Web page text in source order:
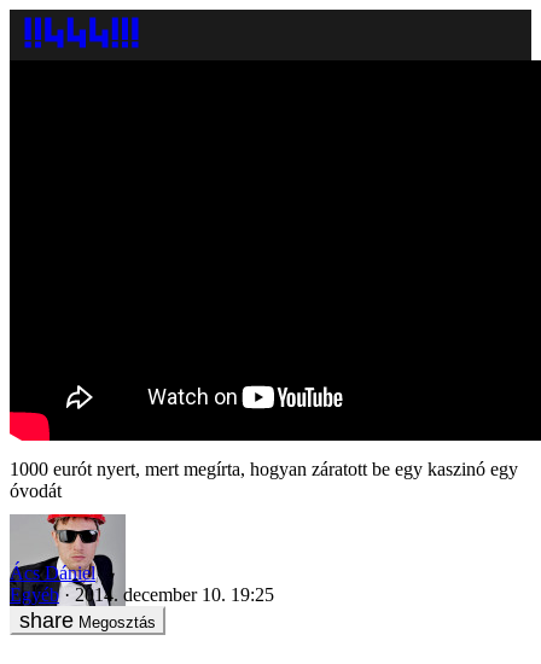
1000 eurót nyert, mert megírta, hogyan záratott be egy kaszinó egy
óvodát
Ács Dániel
Egyéb
2014. december 10. 19:25
Megosztás